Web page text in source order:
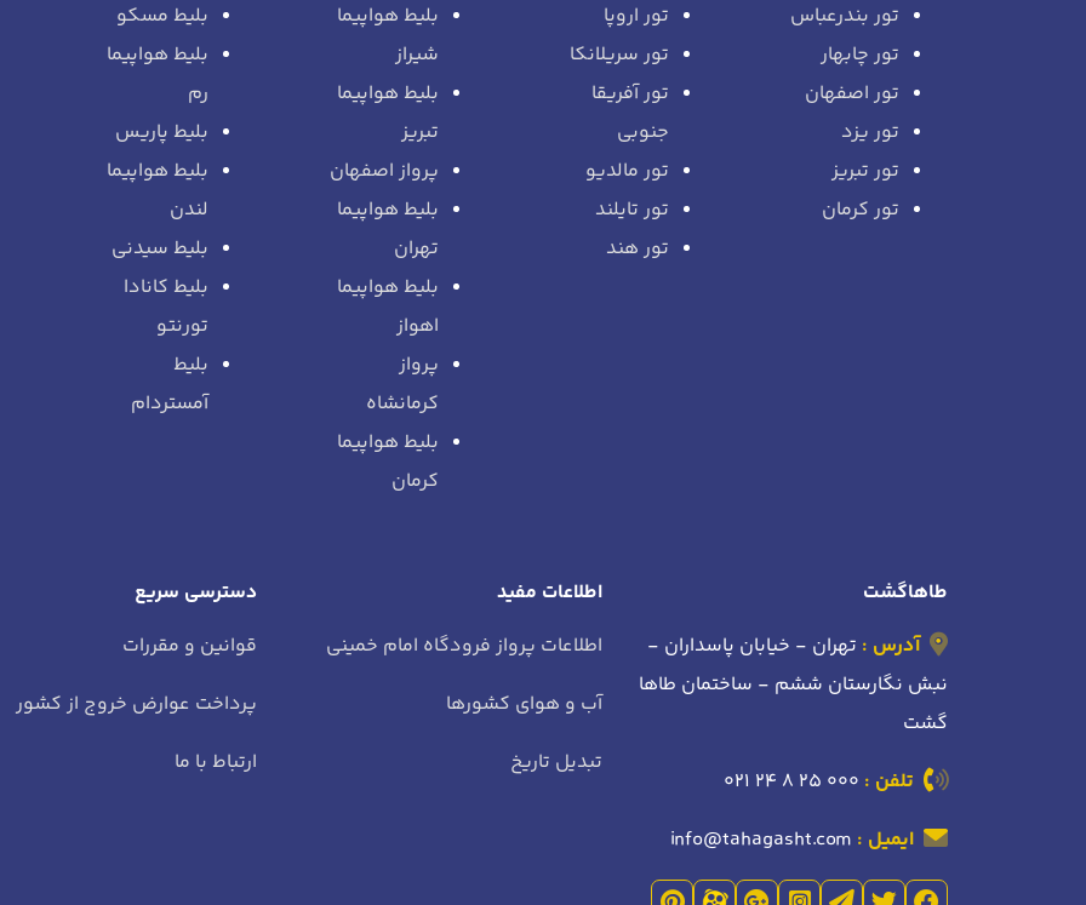
تور بندرعباس
تور چابهار
تور اصفهان
تور یزد
تور تبریز
تور کرمان
تور اروپا
تور سریلانکا
تور آفریقا
جنوبی
تور مالدیو
تور تایلند
تور هند
بلیط هواپیما
شیراز
بلیط هواپیما
تبریز
پرواز اصفهان
بلیط هواپیما
تهران
بلیط هواپیما
اهواز
پرواز
کرمانشاه
بلیط هواپیما
کرمان
بلیط مسکو
بلیط هواپیما
رم
بلیط پاریس
بلیط هواپیما
لندن
بلیط سیدنی
بلیط کانادا
تورنتو
بلیط
آمستردام
طاهاگشت
آدرس : تهران - خیابان پاسداران -
نبش نگارستان ششم - ساختمان طاها
گشت
تلفن : 021 24 8 25 000
ایمیل : info@tahagasht.com
اطلاعات مفید
اطلاعات پرواز فرودگاه امام خمینی
آب و هوای کشورها
تبدیل تاریخ
دسترسی سریع
قوانین و مقررات
پرداخت عوارض خروج از کشور
ارتباط با ما